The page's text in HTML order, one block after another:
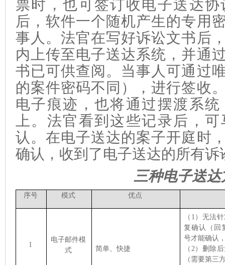
票时，也可签订收电子送达
后，软件一个随机产生的专用
事人 。法官在写好诉讼文书后
内上传至电子送达系统，并通
书已可供查阅。 当事人可通过
的案件密码不同），进行签收
电子痕迹，也将通过摆渡系
上。法官看到这些记录后，
认。在电子送达的案子开庭时
确认，收到了电子送达的所有诉
三种电子送
序号 模式 优点
1
电子邮件模
式
简单、快捷
（1）无法
复确认（ 回
号才能确认
（2）删除
（需要第三